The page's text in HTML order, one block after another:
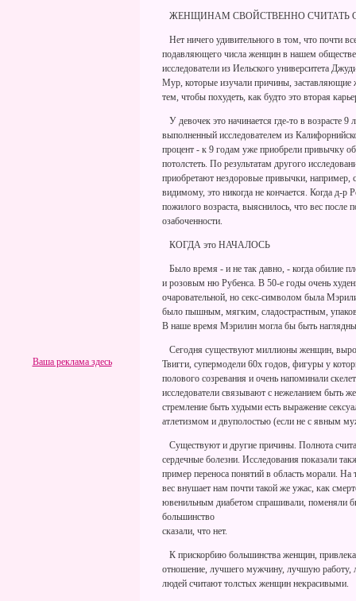
Ваша реклама здесь
ЖЕНЩИНАМ СВОЙСТВЕННО СЧИТАТЬ
Нет ничего удивительного в том, что почти
подавляющего числа женщин в нашем
исследователи из Иельского университета
Мур, которые изучали причины,
тем, чтобы похудеть, как будто это вторая
У девочек это начинается где-то в возрасте
выполненный исследователем из
процент - к 9 годам уже приобрели привычку
потолстеть. По результатам другого
приобретают нездоровые привычки, например,
видимому, это никогда не кончается. Когда д-р
пожилого возраста, выяснилось, что вес
озабоченности.
КОГДА это НАЧАЛОСЬ
Было время - и не так давно, - когда обилие
и розовым ню Рубенса. В 50-е годы очень
очаровательной, но секс-символом была
было пышным, мягким, сладострастным,
В наше время Мэрилин могла бы быть
Сегодня существуют миллионы женщин,
Твигги, супермодели 60х годов, фигуры у
полового созревания и очень напоминали
исследователи связывают с нежеланием быть
стремление быть худыми есть выражение
атлетизмом и двуполостью (если не с явным
Существуют и другие причины. Полнота
сердечные болезни. Исследования показали
пример переноса понятий в область морали.
вес внушает нам почти такой же ужас, как
ювенильным диабетом спрашивали, поменяли
большинство
сказали, что нет.
К прискорбию большинства женщин,
отношение, лучшего мужчину, лучшую
людей считают толстых женщин некрасивыми.